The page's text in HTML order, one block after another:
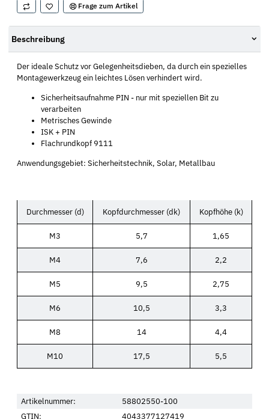
Frage zum Artikel
Beschreibung
Der ideale Schutz vor Gelegenheitsdieben, da durch ein spezielles
Montagewerkzeug ein leichtes Lösen verhindert wird.
Sicherheitsaufnahme PIN - nur mit speziellen Bit zu
verarbeiten
Metrisches Gewinde
ISK + PIN
Flachrundkopf 9111
Anwendungsgebiet: Sicherheitstechnik, Solar, Metallbau
Durchmesser (d) Kopfdurchmesser (dk) Kopfhöhe (k)
M3 5,7 1,65
M4 7,6 2,2
M5 9,5 2,75
M6 10,5 3,3
M8 14 4,4
M10 17,5 5,5
Artikelnummer:
58802550-100
GTIN:
4043377127419